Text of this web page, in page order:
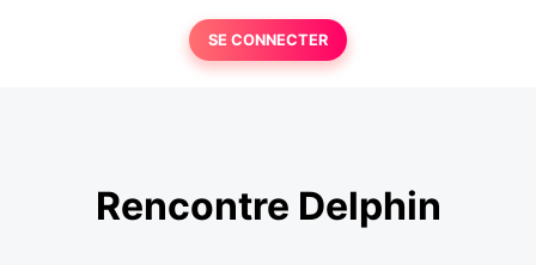
SE CONNECTER
Rencontre Delphin